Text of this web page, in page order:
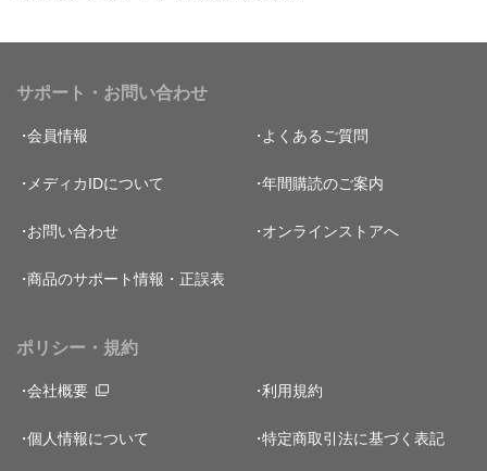
サポート・お問い合わせ
会員情報 よくあるご質問
メディカIDについて 年間購読のご案内
お問い合わせ オンラインストアへ
商品のサポート情報・正誤表
ポリシー・規約
会社概要 利用規約
個人情報について 特定商取引法に基づく表記